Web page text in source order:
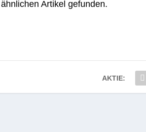
Artikel gefunden.
AKTIE: